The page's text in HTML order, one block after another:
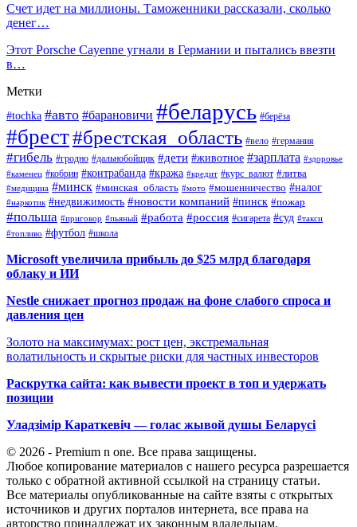
Счет идет на миллионы. Таможенники рассказали, сколько
денег…
Этот Porsche Cayenne угнали в Германии и пытались ввезти
в…
Метки
#tochka #авто #барановичи #беларусь #берёза
#брест#брестская_область #вело #германия
#гибель #гродно #дальнобойщик #дети #животное #зарплата #здоровье
#каменец #кобрин #контрабанда #кража #кредит #курс_валют #литва
#медицина #минск #минская_область #мото #мошенничество #налог
#наркотик #недвижимость #новости компаний #пинск #пожар
#польша #приговор #пьяный #работа #россия #сигарета #суд #такси
#топливо #футбол #школа
Microsoft увеличила прибыль до $25 млрд благодаря
облаку и ИИ
Nestle снижает прогноз продаж на фоне слабого спроса и
давления цен
Золото на максимумах: рост цен, экстремальная
волатильность и скрытые риски для частных инвесторов
Раскрутка сайта: как вывести проект в топ и удержать
позиции
Уладзімір Караткевіч — голас жывой душы Беларусі
© 2026 - Premium n one. Все права защищены.
Любое копирование материалов с нашего ресурса разрешается
только с обратной активной ссылкой на страницу статьи.
Все материалы опубликованные на сайте взяты с открытых
источников и других порталов интернета, все права на
авторство принадлежат их законным владельцам.